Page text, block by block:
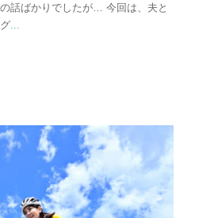
話ばかりでしたが… 今回は、夫と
...